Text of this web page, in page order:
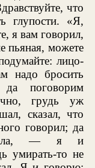
что
глупости. «Я,
я вам говорил,
пьяная, можете
лицо-
надо бросить
поговорим
грудь уж
сказал, что
говорил; да
— я и
умирать-то не